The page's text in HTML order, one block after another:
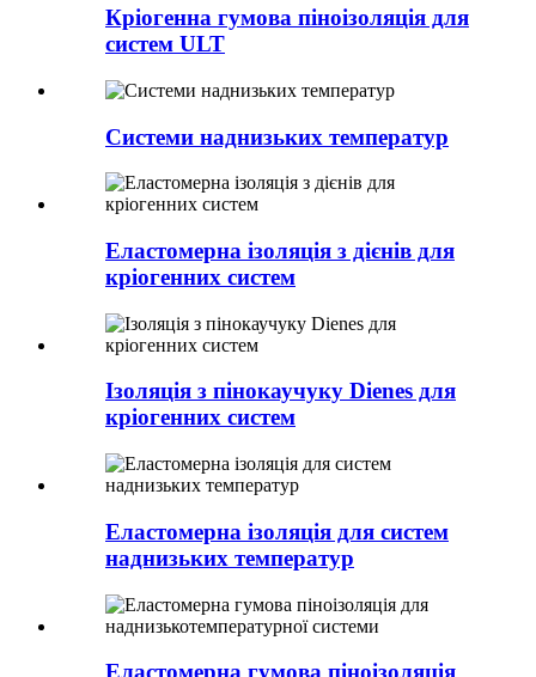
Кріогенна гумова піноізоляція для
систем ULT
Системи наднизьких температур
Еластомерна ізоляція з дієнів для
кріогенних систем
Ізоляція з пінокаучуку Dienes для
кріогенних систем
Еластомерна ізоляція для систем
наднизьких температур